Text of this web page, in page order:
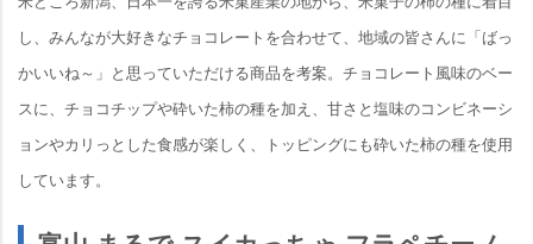
し、みんなが大好きなチョコレートを合わせて、地域の皆さんに「ばっ
かいいね～」と思っていただける商品を考案。チョコレート風味のベー
スに、チョコチップや砕いた柿の種を加え、甘さと塩味のコンビネーシ
ョンやカリっとした食感が楽しく、トッピングにも砕いた柿の種を使用
しています。